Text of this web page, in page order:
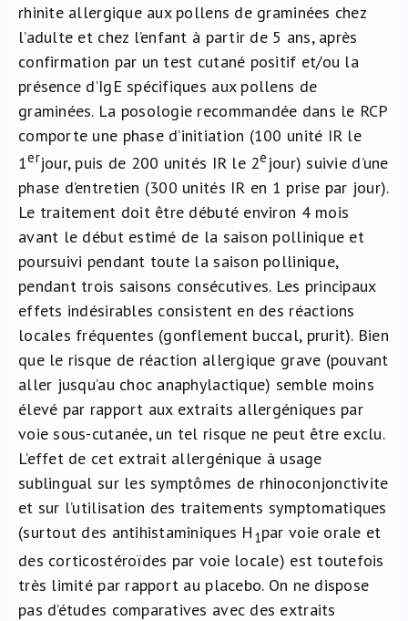
rhinite allergique aux pollens de graminées chez
l’adulte et chez l’enfant à partir de 5 ans, après
confirmation par un test cutané positif et/ou la
présence d’IgE spécifiques aux pollens de
graminées. La posologie recommandée dans le RCP
comporte une phase d’initiation (100 unité IR le
1erjour, puis de 200 unités IR le 2e jour) suivie d’une
phase d’entretien (300 unités IR en 1 prise par jour).
Le traitement doit être débuté environ 4 mois
avant le début estimé de la saison pollinique et
poursuivi pendant toute la saison pollinique,
pendant trois saisons consécutives. Les principaux
effets indésirables consistent en des réactions
locales fréquentes (gonflement buccal, prurit). Bien
que le risque de réaction allergique grave (pouvant
aller jusqu’au choc anaphylactique) semble moins
élevé par rapport aux extraits allergéniques par
voie sous-cutanée, un tel risque ne peut être exclu.
L’effet de cet extrait allergénique à usage
sublingual sur les symptômes de rhinoconjonctivite
et sur l’utilisation des traitements symptomatiques
(surtout des antihistaminiques H 1par voie orale et
des corticostéroïdes par voie locale) est toutefois
très limité par rapport au placebo. On ne dispose
pas d’études comparatives avec des extraits